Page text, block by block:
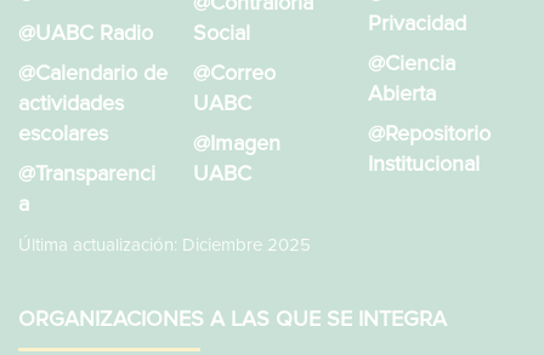
@UABC Radio
@Calendario de
actividades
escolares
@Transparenci
a
Social
@Correo
UABC
@Imagen
UABC
Privacidad
@Ciencia
Abierta
@Repositorio
Institucional
Última actualización: Diciembre 2025
ORGANIZACIONES A LAS QUE SE INTEGRA